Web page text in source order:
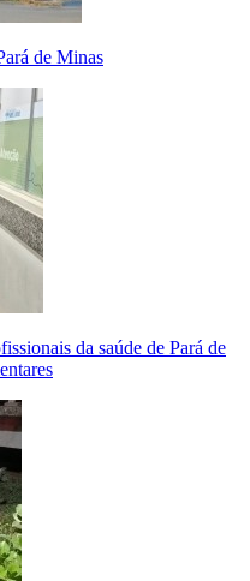
de Minas
da saúde de Pará de